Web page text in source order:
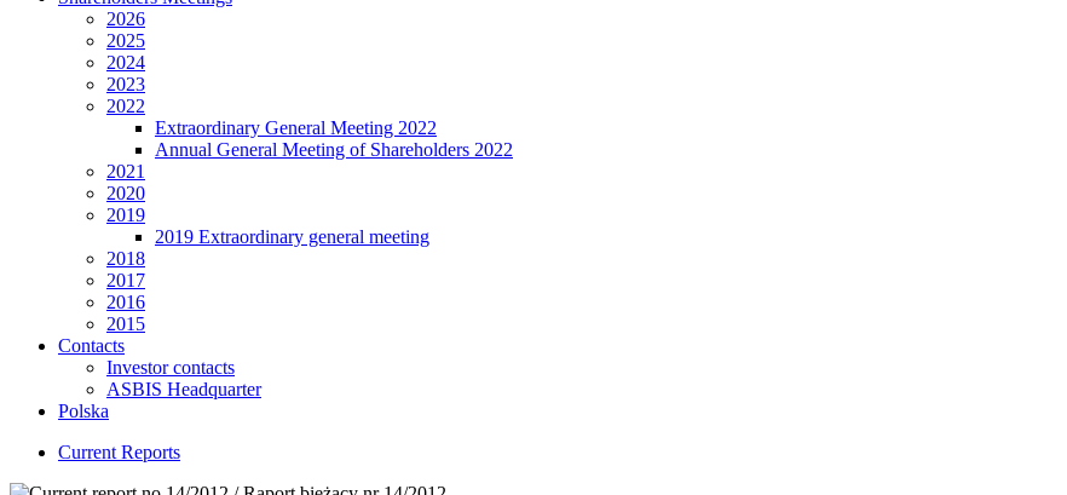
2026
2025
2024
2023
2022
Extraordinary General Meeting 2022
Annual General Meeting of Shareholders 2022
2021
2020
2019
2019 Extraordinary general meeting
2018
2017
2016
2015
Contacts
Investor contacts
ASBIS Headquarter
Polska
Current Reports